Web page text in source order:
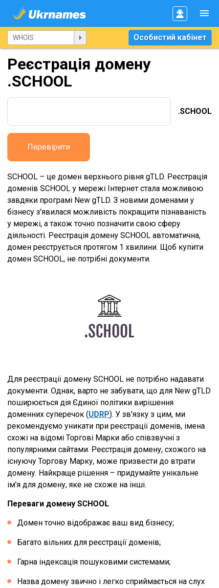
Особистий кабінет
Реєстрація домену
.SCHOOL
.SCHOOL
Перевірити
SCHOOL – це домен верхнього рівня gTLD. Реєстрація
доменів SCHOOL у мережі Інтернет стала можливою
завдяки програмі New gTLD. З новими доменами у
бізнесу з'явилася можливість покращити пізнаваність
у мережі, а також точно позначити свою сферу
діяльності. Реєстрація домену SCHOOL автоматична,
домен реєструється протягом 1 хвилини. Щоб купити
домен SCHOOL, не потрібні документи.
Для реєстрації домену SCHOOL не потрібно надавати
документи. Однак, варто не забувати, що для New gTLD
поширюється дія Єдиної політики вирішення
доменних суперечок (UDRP). У зв'язку з цим, ми
рекомендуємо уникати при реєстрації доменів, імена
схожі на відомі Торгові Марки або співзвучні з
популярними сайтами. Реєстрація домену, схожого на
існуючу Торгову Марку, може призвести до втрати
домену. Найкраще рішення – придумайте унікальне
ім'я для домену, яке не схоже на інші.
Переваги домену SCHOOL
Домен точно відображає ваш вид бізнесу;
Багато вільних для реєстрації доменів;
Гарна індексація пошуковими системами;
Назва домену звично і легко сприймається на слух